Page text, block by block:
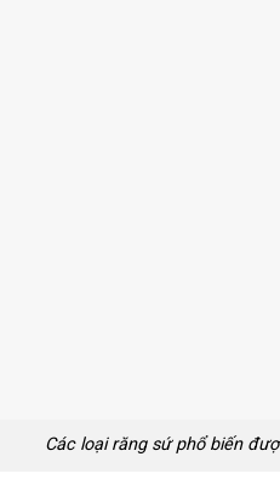
Các loại răng sứ phổ biến